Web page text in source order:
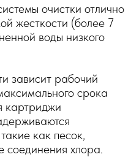
очистки отлично
жесткости (более 7
воды низкого
зависит рабочий
срока
картриджи
как песок,
соединения хлора.